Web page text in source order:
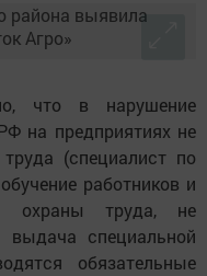
что в нарушение
на предприятиях не
(специалист по
работников и
охраны труда, не
выдача специальной
обязательные